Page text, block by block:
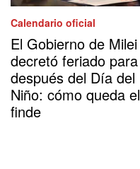
Calendario oficial
El Gobierno de Milei
decretó feriado para
después del Día del
Niño: cómo queda el
finde